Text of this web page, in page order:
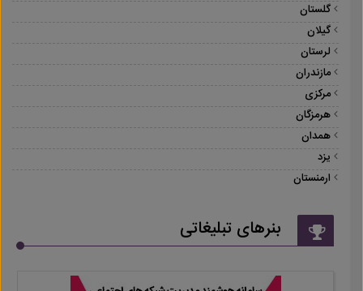
گلستان
گیلان
لرستان
مازندران
مرکزی
هرمزگان
همدان
یزد
ارمنستان
بنرهای تبلیغاتی